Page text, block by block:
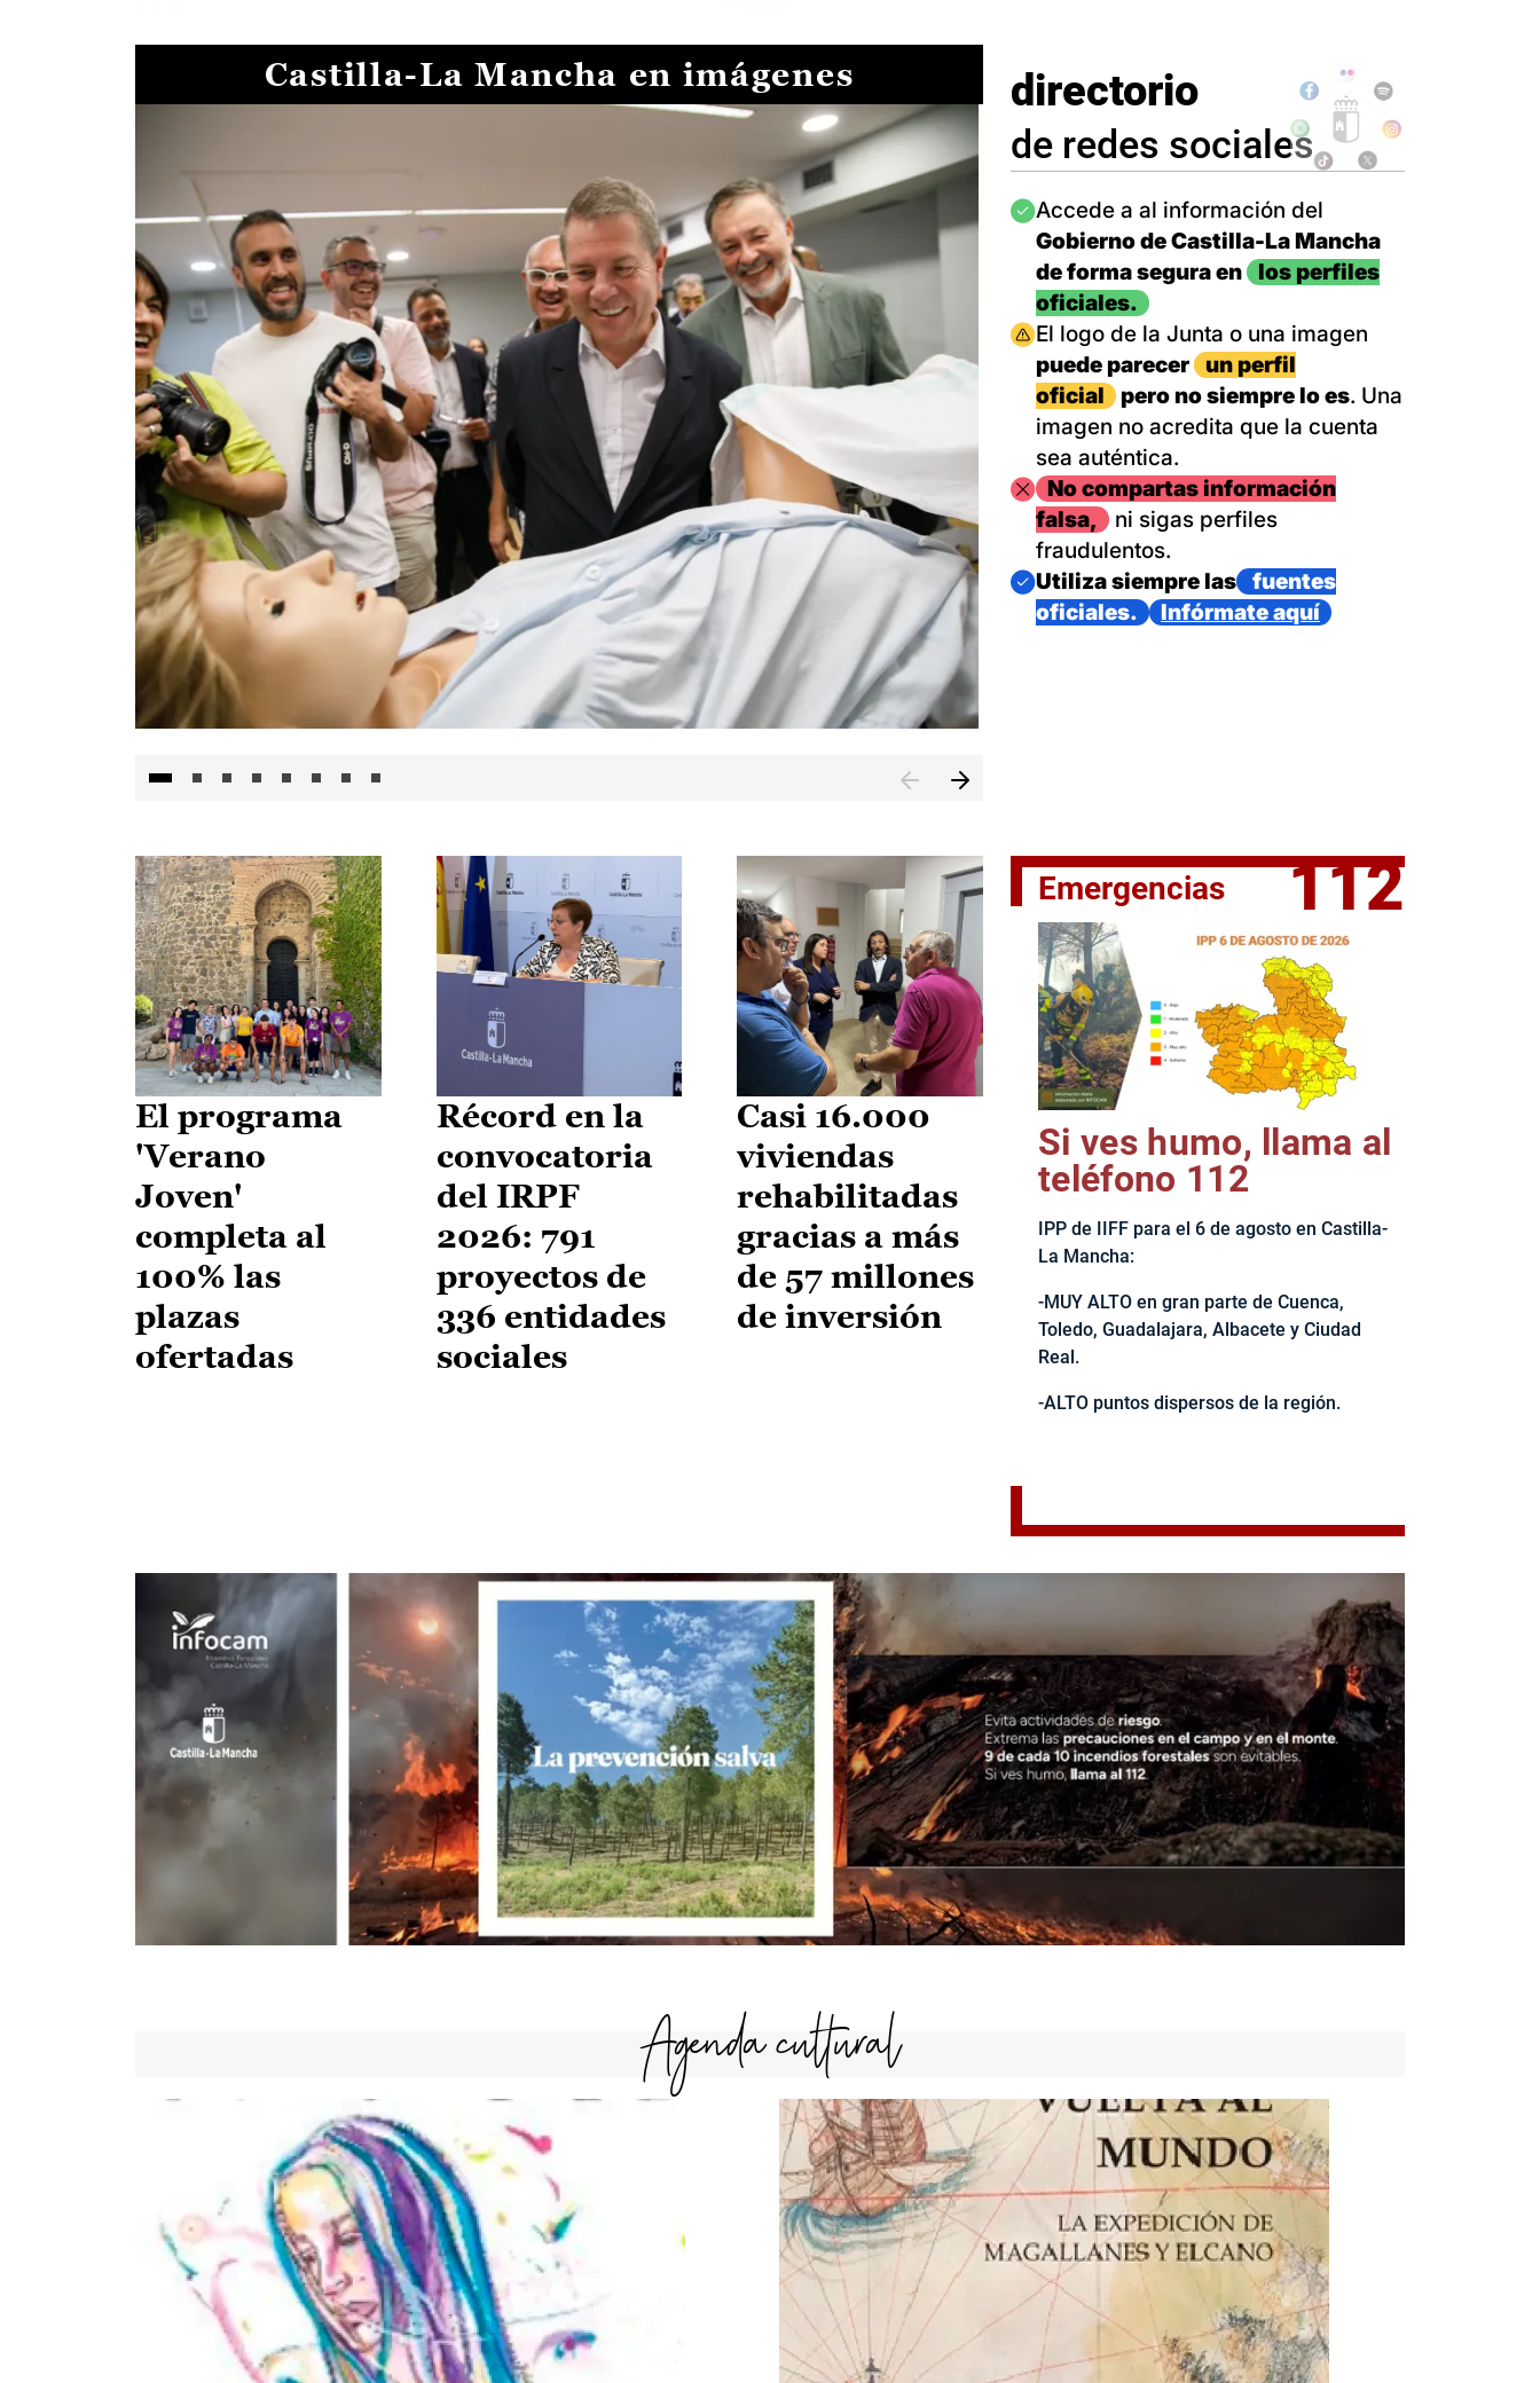
Castilla-La Mancha en imágenes
El jefe del Ejecutivo castellanomanchego, Emiliano García-
directorio
de redes sociales
Imagen
Accede a al información del
Gobierno de Castilla-La Mancha
de forma segura en
los perfiles
oficiales.
Imagen
El logo de la Junta o una imagen
puede parecer
un perfil
oficial
pero no siempre lo es. Una
imagen no acredita que la cuenta
sea auténtica.
ImagenNo compartas información
falsa,
ni sigas perfiles
fraudulentos.
Imagen
Utiliza siempre las
fuentes
oficiales.
Infórmate aquí
El programa
'Verano
Joven'
completa al
100% las
plazas
ofertadas
Récord en la
convocatoria
del IRPF
2026: 791
proyectos de
336 entidades
sociales
Casi 16.000
viviendas
rehabilitadas
gracias a más
de 57 millones
de inversión
Emergencias 112
Si ves humo, llama al
teléfono 112
IPP de IIFF para el 6 de agosto en Castilla-
La Mancha:
-MUY ALTO en gran parte de Cuenca,
Toledo, Guadalajara, Albacete y Ciudad
Real.
-ALTO puntos dispersos de la región.
Agenda cultural